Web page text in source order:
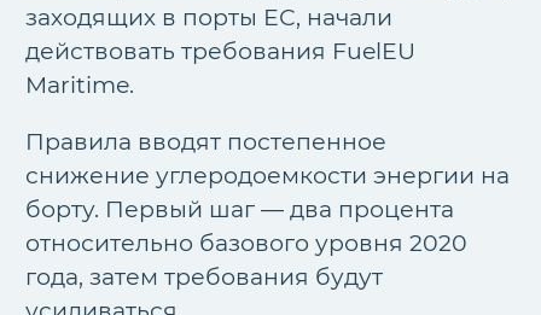
заходящих в порты ЕС, начали
действовать требования FuelEU
Maritime.
Правила вводят постепенное
снижение углеродоемкости энергии на
борту. Первый шаг — два процента
относительно базового уровня 2020
года, затем требования будут